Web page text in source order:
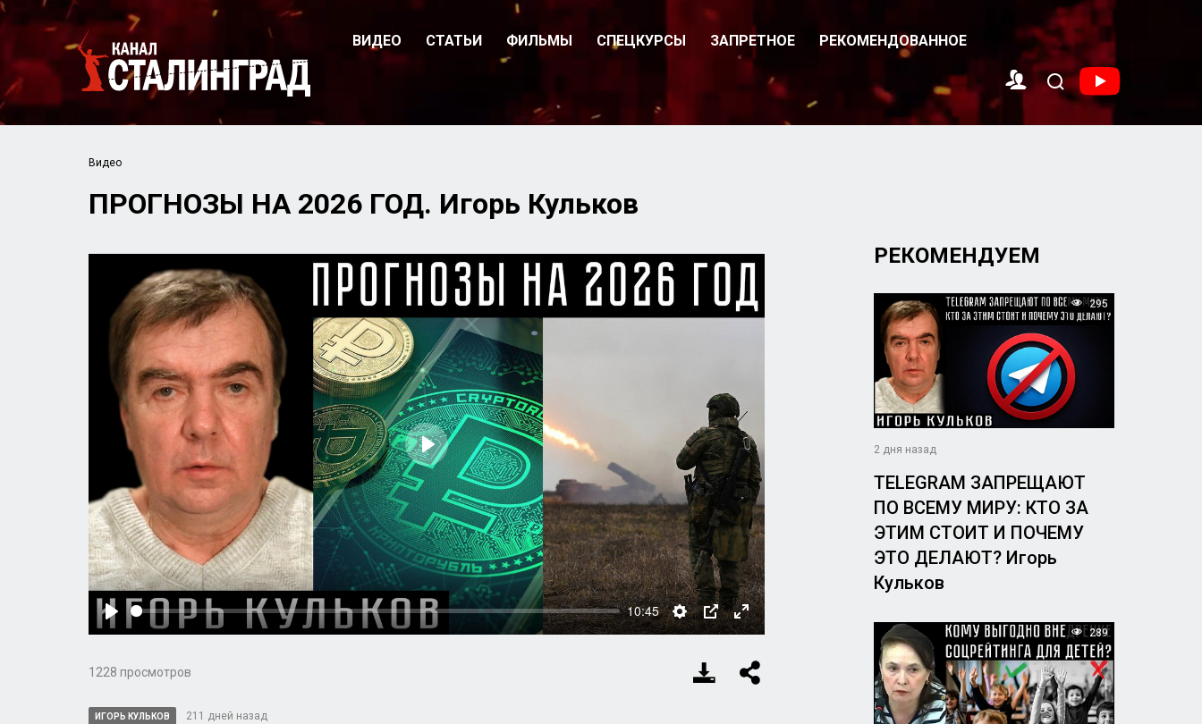
ВИДЕО СТАТЬИ ФИЛЬМЫ СПЕЦКУРСЫ ЗАПРЕТНОЕ РЕКОМЕНДОВАННОЕ
Play
10:45
Settings
PIP Enter
fullscreen
Play
Видео
ПРОГНОЗЫ НА 2026 ГОД. Игорь Кульков
1228 просмотров
ИГОРЬ КУЛЬКОВ 211 дней назад
РЕКОМЕНДУЕМ
295
2 дня назад
TELEGRAM ЗАПРЕЩАЮТ
ПО ВСЕМУ МИРУ: КТО ЗА
ЭТИМ СТОИТ И ПОЧЕМУ
ЭТО ДЕЛАЮТ? Игорь
Кульков
289